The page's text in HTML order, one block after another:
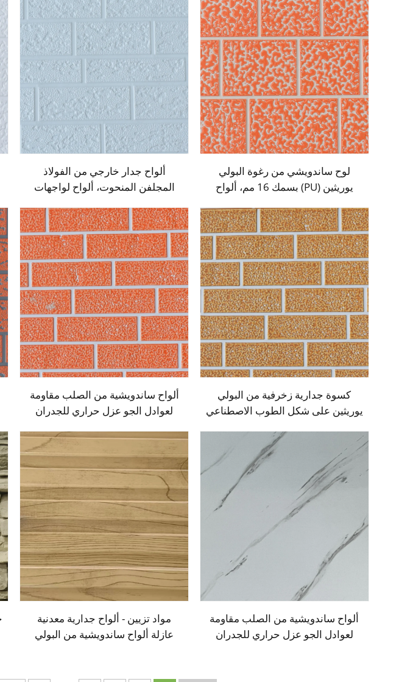
ألواح جدار خارجي من الفولاذ
المجلفن المنحوت، ألواح لواجهات
ساندويشية من البولي يوريثين
للمشاريع الخارجية
لوح ساندويشي من رغوة البولي
يوريثين (PU) بسمك 16 مم، ألواح
الخارجية، تغليف معدني للجدران في
المنازل
ألواح ساندويشية من الصلب مقاومة
لعوادل الجو عزل حراري للجدران
للواجهات المنزلية
كسوة جدارية زخرفية من البولي
يوريثين على شكل الطوب الاصطناعي
رغوة البولي يوريثين مع عزل حراري،
ألواح معدنية ساندويشية بدون فواصل
مواد تزيين - ألواح جدارية معدنية
عازلة ألواح ساندويشية من البولي
ألواح ساندويشية من الصلب مقاومة
لعوادل الجو عزل حراري للجدران